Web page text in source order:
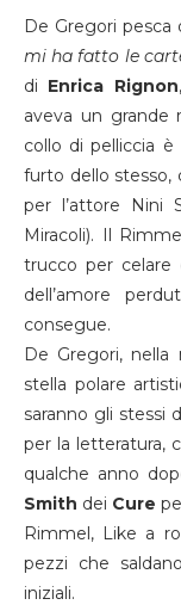
De Gregori pesca
mi ha fatto le
di Enrica Rignon
aveva un grande
collo di pelliccia
furto dello stesso,
per l’attore Nini
Miracoli). Il
trucco per celare
dell’amore
consegue.
De Gregori, nella
stella polare
saranno gli stessi
per la letteratura,
qualche anno
Smith dei Cure
Rimmel, Like a
pezzi che
iniziali.